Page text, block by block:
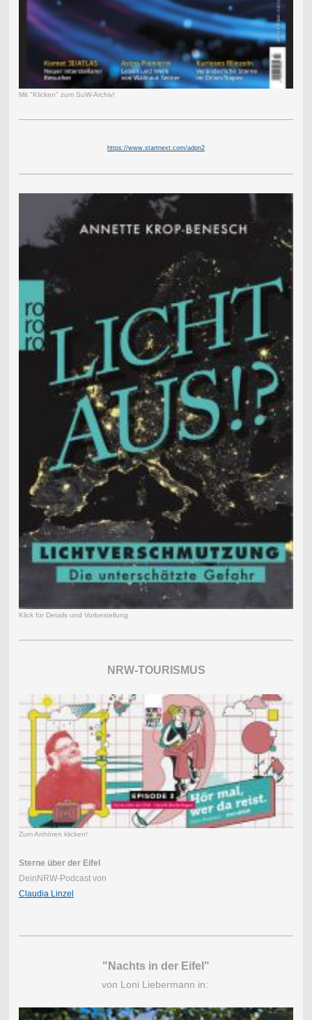
Mit "Klicken" zum SuW-Archiv!
https://www.startnext.com/adpn2
Klick für Details und Vorbestellung
NRW-TOURISMUS
Zum Anhören klicken!
Sterne über der Eifel
DeinNRW-Podcast von
Claudia Linzel
"Nachts in der Eifel"
von Loni Liebermann in: